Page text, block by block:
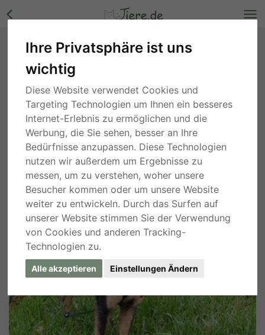
Ihre Privatsphäre ist uns
wichtig
Diese Website verwendet Cookies und
Targeting Technologien um Ihnen ein besseres
Internet-Erlebnis zu ermöglichen und die
Werbung, die Sie sehen, besser an Ihre
Bedürfnisse anzupassen. Diese Technologien
nutzen wir außerdem um Ergebnisse zu
messen, um zu verstehen, woher unsere
Besucher kommen oder um unsere Website
weiter zu entwickeln. Durch das Surfen auf
unserer Website stimmen Sie der Verwendung
von Cookies und anderen Tracking-
Technologien zu.
Alle akzeptieren Einstellungen Ändern
Elena, Mischling - Hündin Bilder
Berlin, vor 3 Jahren